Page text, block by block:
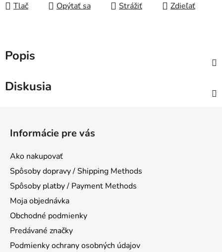
Tlač
Opýtať sa Strážiť Zdieľať
Popis
Diskusia
Informácie pre vás
Ako nakupovať
Spôsoby dopravy / Shipping Methods
Spôsoby platby / Payment Methods
Moja objednávka
Obchodné podmienky
Predávané značky
Podmienky ochrany osobných údajov